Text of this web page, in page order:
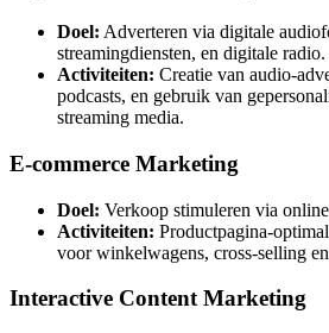
Doel: Adverteren via digitale
streamingdiensten, en digitale radio.
Activiteiten: Creatie van audio-
podcasts, en gebruik van
streaming media.
E-commerce Marketing
Doel: Verkoop stimuleren via
Activiteiten: Productpagina-
voor winkelwagens, cross-selling
Interactive Content Marketing